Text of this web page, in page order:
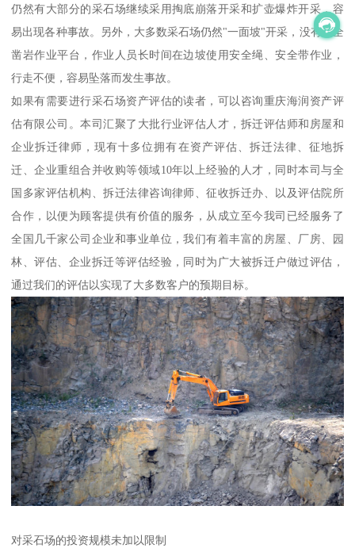
仍然有大部分的采石场继续采用掏底崩落开采和扩壶爆炸开采，容
易出现各种事故。另外，大多数采石场仍然"一面坡"开采，没有安全
凿岩作业平台，作业人员长时间在边坡使用安全绳、安全带作业，
行走不便，容易坠落而发生事故。
如果有需要进行采石场资产评估的读者，可以咨询重庆海润资产评
估有限公司。本司汇聚了大批行业评估人才，拆迁评估师和房屋和
企业拆迁律师，现有十多位拥有在资产评估、拆迁法律、征地拆
迁、企业重组合并收购等领域10年以上经验的人才，同时本司与全
国多家评估机构、拆迁法律咨询律师、征收拆迁办、以及评估院所
合作，以便为顾客提供有价值的服务，从成立至今我司已经服务了
全国几千家公司企业和事业单位，我们有着丰富的房屋、厂房、园
林、评估、企业拆迁等评估经验，同时为广大被拆迁户做过评估，
通过我们的评估以实现了大多数客户的预期目标。
对采石场的投资规模未加以限制